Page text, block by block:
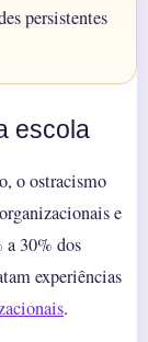
persistentes
escola
o ostracismo
e
30% dos
experiências
.